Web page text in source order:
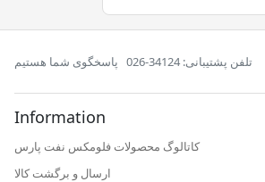
تلفن پشتیبانی: 34124-026 پاسخگوی شما هستیم
Information
کاتالوگ محصولات فلومکس نفت پارس
ارسال و برگشت کالا